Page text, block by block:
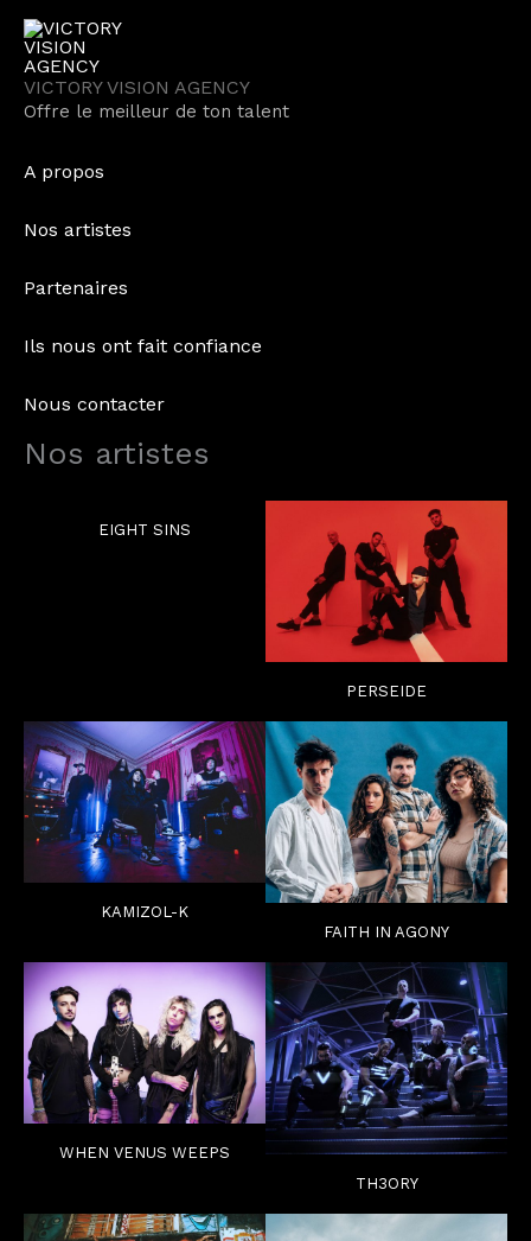
Aller
contenu
VICTORY VISION AGENCY
Offre le meilleur de ton talent
A propos
Nos artistes
Partenaires
Ils nous ont fait confiance
Nous contacter
Nos artistes
EIGHT SINS
PERSEIDE
KAMIZOL-K
FAITH IN AGONY
WHEN VENUS WEEPS
TH3ORY